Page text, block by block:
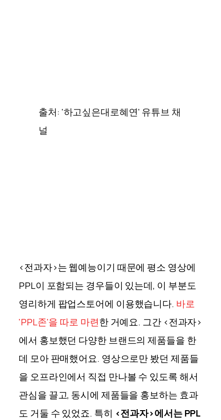
출처: '하고싶은대로혜연' 유튜브 채
널
<전과자>는 웹예능이기 때문에 평소 영상에
PPL이 포함되는 경우들이 있는데, 이 부분도
영리하게 팝업스토어에 이용했습니다. 바로
'PPL존'을 따로 마련한 거예요. 그간 <전과자>
에서 홍보했던 다양한 브랜드의 제품들을 한
데 모아 판매했어요. 영상으로만 봤던 제품들
을 오프라인에서 직접 만나볼 수 있도록 해서
관심을 끌고, 동시에 제품들을 홍보하는 효과
도 거둘 수 있었죠. 특히 <전과자>에서는 PPL